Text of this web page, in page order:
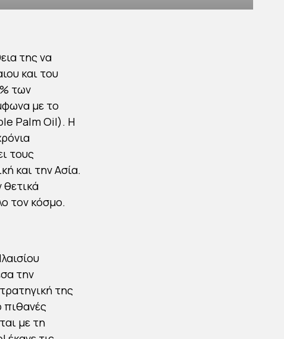
της να
και του
των
με το
Palm Oil). Η
τους
και την Ασία.
θετικά
τον κόσμο.
την
της
πιθανές
με τη